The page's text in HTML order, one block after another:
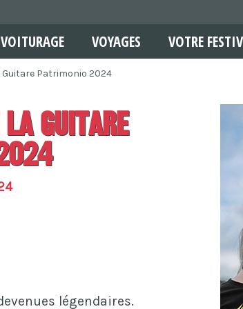
VOYAGES VOTRE
Guitare Patrimonio 2024
La Guitare
légendaires.